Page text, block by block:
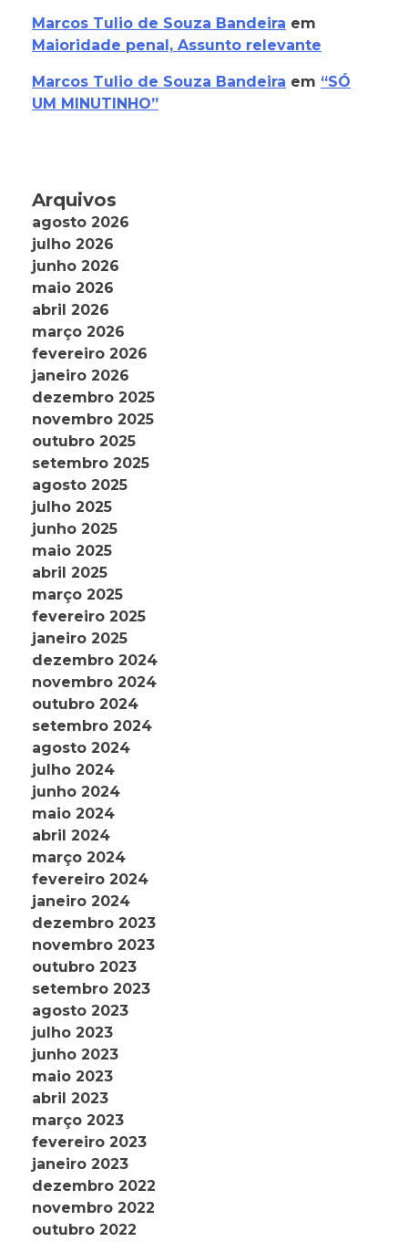
Marcos Tulio de Souza Bandeira em
Maioridade penal, Assunto relevante
Marcos Tulio de Souza Bandeira em “SÓ
UM MINUTINHO”
Arquivos
agosto 2026
julho 2026
junho 2026
maio 2026
abril 2026
março 2026
fevereiro 2026
janeiro 2026
dezembro 2025
novembro 2025
outubro 2025
setembro 2025
agosto 2025
julho 2025
junho 2025
maio 2025
abril 2025
março 2025
fevereiro 2025
janeiro 2025
dezembro 2024
novembro 2024
outubro 2024
setembro 2024
agosto 2024
julho 2024
junho 2024
maio 2024
abril 2024
março 2024
fevereiro 2024
janeiro 2024
dezembro 2023
novembro 2023
outubro 2023
setembro 2023
agosto 2023
julho 2023
junho 2023
maio 2023
abril 2023
março 2023
fevereiro 2023
janeiro 2023
dezembro 2022
novembro 2022
outubro 2022